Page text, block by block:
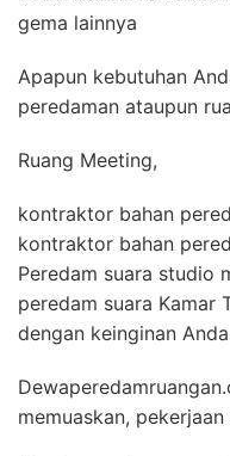
gema lainnya
Apapun kebutuhan
peredaman ataupun
Ruang Meeting,
kontraktor bahan
kontraktor bahan
Peredam suara studio
peredam suara Kamar
dengan keinginan
memuaskan,